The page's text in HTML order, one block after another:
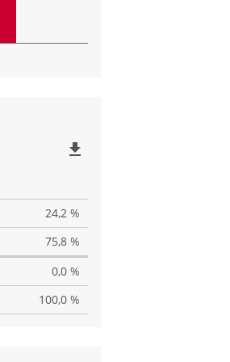
file_download
24,2 %
75,8 %
0,0 %
100,0 %